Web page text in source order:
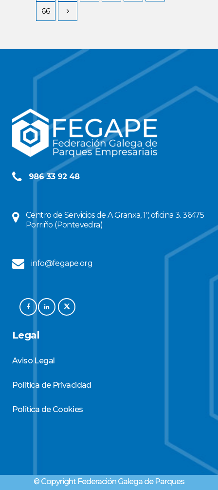
66
986 33 92 48
Centro de Servicios de A Granxa, 1º, oficina 3. 36475
Porriño (Pontevedra)
info@fegape.org
Legal
Aviso Legal
Política de Privacidad
Política de Cookies
© Copyright Federación Galega de Parques